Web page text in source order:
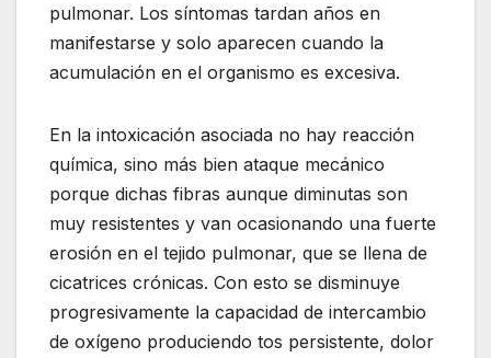
pulmonar. Los síntomas tardan años en
manifestarse y solo aparecen cuando la
acumulación en el organismo es excesiva.
En la intoxicación asociada no hay reacción
química, sino más bien ataque mecánico
porque dichas fibras aunque diminutas son
muy resistentes y van ocasionando una fuerte
erosión en el tejido pulmonar, que se llena de
cicatrices crónicas. Con esto se disminuye
progresivamente la capacidad de intercambio
de oxígeno produciendo tos persistente, dolor